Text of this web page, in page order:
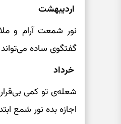
اردیبهشت
نور شمعت آرام و
گفتگوی ساده
خرداد
شعله‌ی تو کمی
اجازه بده نور شمع